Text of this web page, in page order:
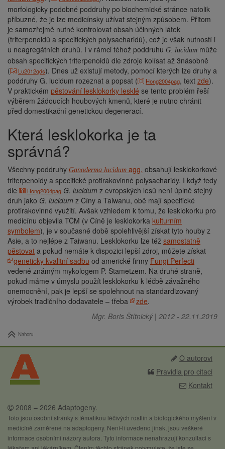
morfologicky podobné poddruhy po biochemické stránce natolik
příbuzné, že je lze medicínsky užívat stejným způsobem. Přitom
je samozřejmě nutné kontrolovat obsah účinných látek
(triterpenoidů a specifických polysacharidů), což je však nutností i
u neagregátních druhů. I v rámci téhož poddruhu G. lucidum může
obsah specifických triterpenoidů dle zdroje kolísat až 3násobně
(
Lu2012qds). Dnes už existují metody, pomocí kterých lze druhy a
poddruhy G. lucidum rozeznat a popsat (
Hong2004pag, text zde).
V praktickém pěstování lesklokorky lesklé se tento problém řeší
výběrem žádoucích houbových kmenů, které je nutno chránit
před domestikační genetickou degenerací.
Která lesklokorka je ta
správná?
Všechny poddruhy Ganoderma lucidum agg. obsahují lesklokorkové
triterpenoidy a specifické protirakovinné polysacharidy. I když tedy
dle
Hong2004pag G. lucidum z evropských lesů není úplně stejný
druh jako G. lucidum z Číny a Taiwanu, obě mají specifické
protirakovinné využití. Avšak vzhledem k tomu, že lesklokorku pro
medicínu objevila TČM (v Číně je lesklokorka kulturním
symbolem), je v současné době spolehlivější získat tyto houby z
Asie, a to nejlépe z Taiwanu. Lesklokorku lze též samostatně
pěstovat a pokud nemáte k dispozici lepší zdroj, můžete získat
geneticky kvalitní sadbu od americké firmy Fungi Perfecti
vedené známým mykologem P. Stametzem. Na druhé straně,
pokud máme v úmyslu použít lesklokorku k léčbě závažného
onemocnění, pak je lepší se spolehnout na standardizovaný
výrobek tradičního dodavatele – třeba
zde.
Mgr. Boris Štítnický | 2012 - 22.11.2019
Nahoru
O autorovi
Pravidla pro citaci
Kontakt
2008 – 2026 Adaptogeny.
Toto jsou osobní stránky s tématikou léčivých rostlin a biologického myšlení v
medicíně zaměřené na adaptogeny. Není-li uvedeno jinak, jsou veškeré
informace osobními názory autora. Tyto informace nenahrazují konzultaci s